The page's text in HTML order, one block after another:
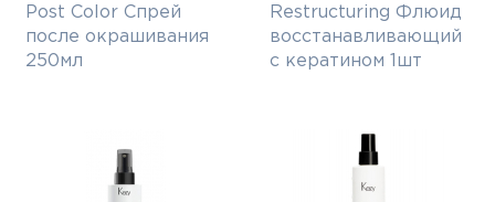
Post Color Спрей
после окрашивания
250мл
Restructuring Флюид
восстанавливающий
с кератином 1шт